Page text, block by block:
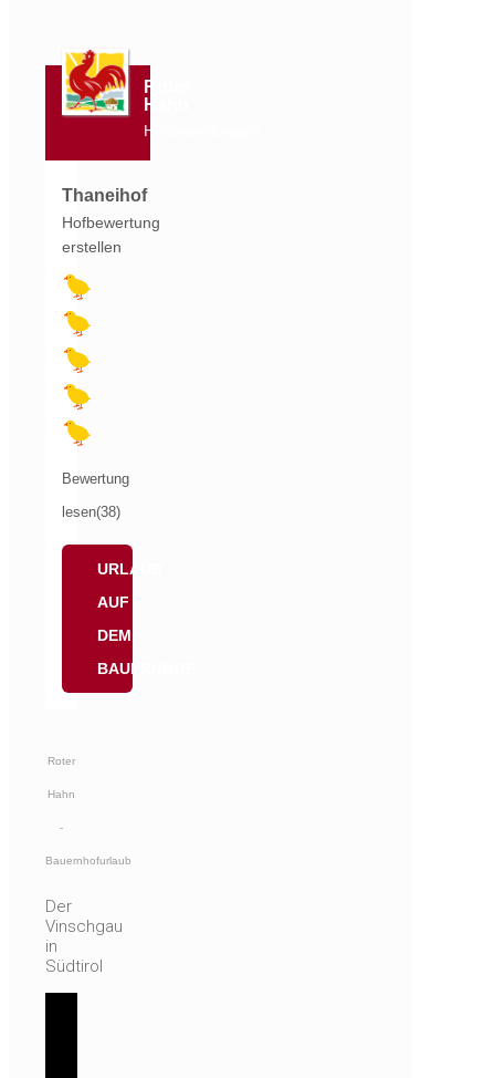
Roter
Hahn
Hofbewertungen
Thaneihof
Hofbewertung
erstellen
Bewertung
lesen(38)
URLAUB
AUF
DEM
BAUERNHOF
Roter
Hahn
-
Bauernhofurlaub
Der
Vinschgau
in
Südtirol